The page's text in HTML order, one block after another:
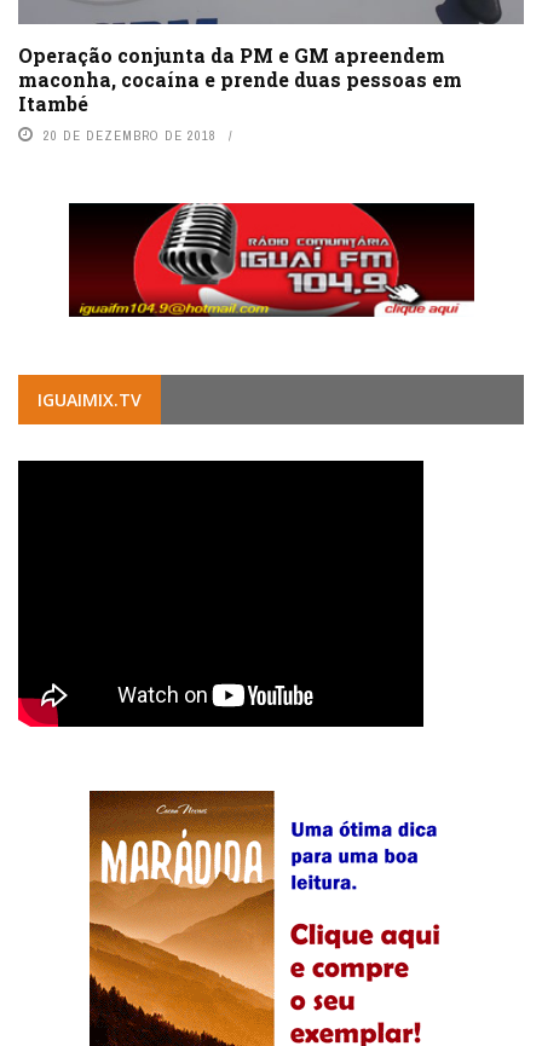
Operação conjunta da PM e GM apreendem
maconha, cocaína e prende duas pessoas em
Itambé
20 DE DEZEMBRO DE 2018
IGUAIMIX.TV